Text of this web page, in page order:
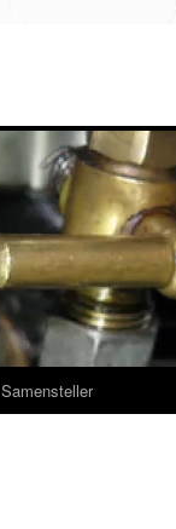
Samensteller